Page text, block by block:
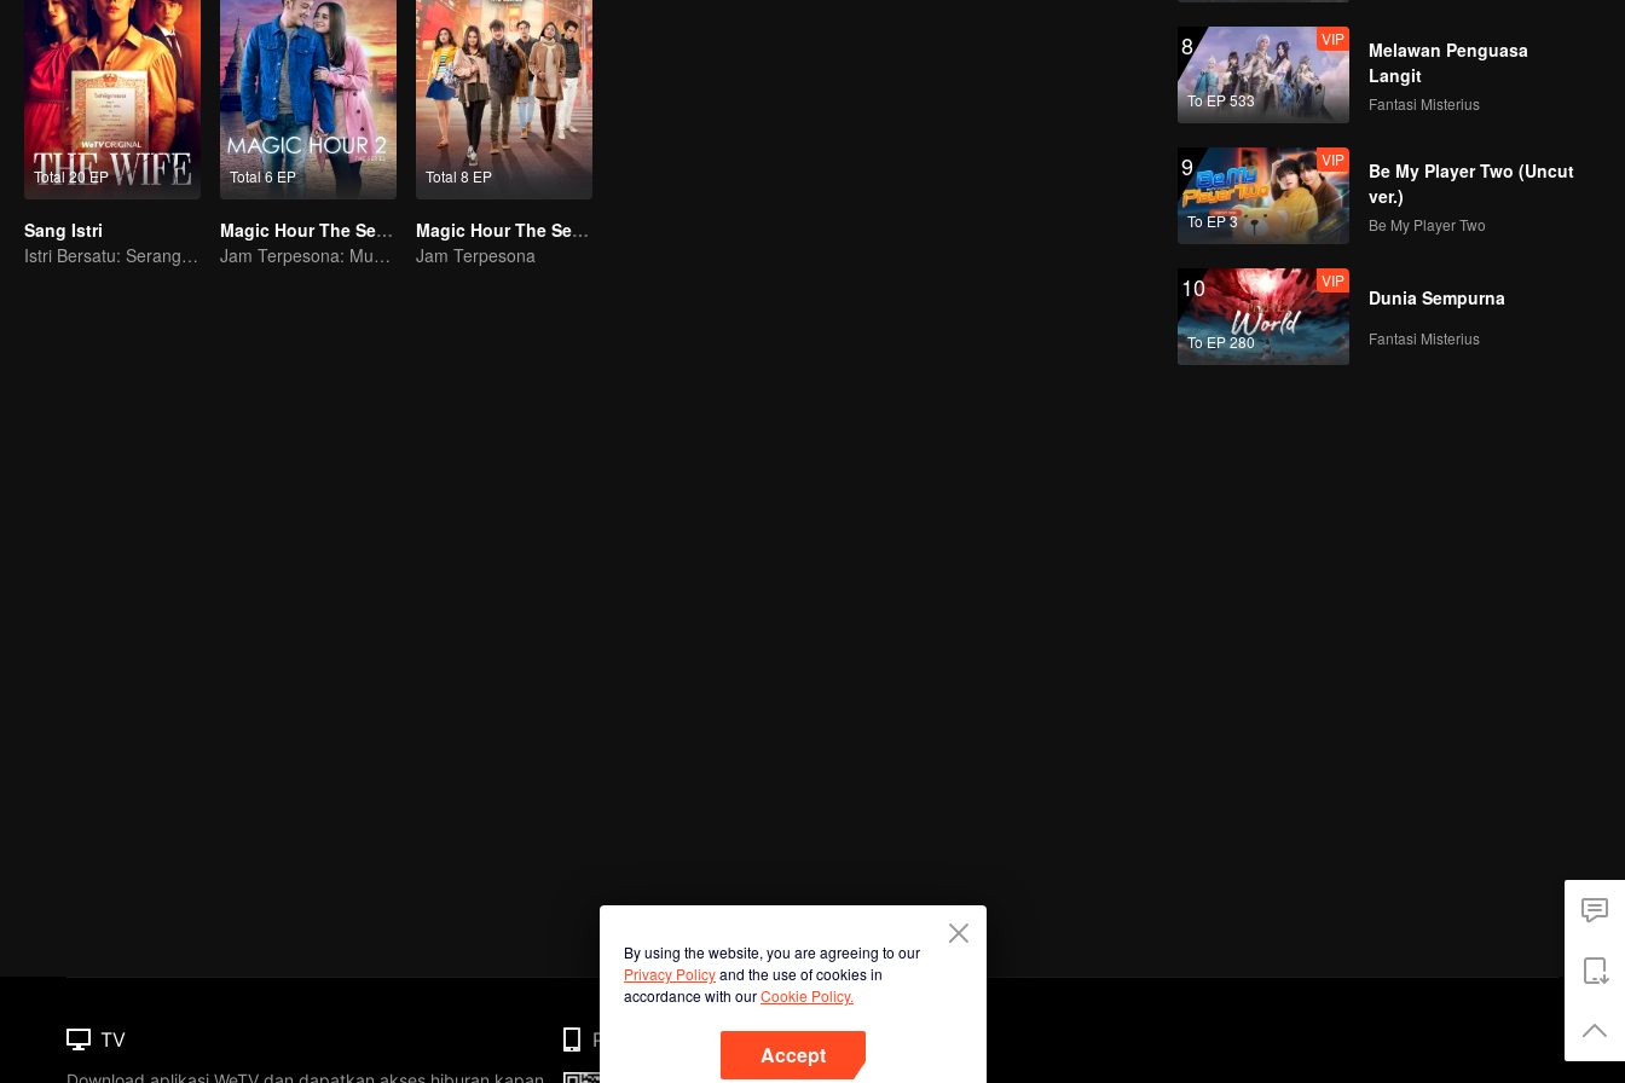
Total 20 EP
Sang Istri
Istri Bersatu: Serangan Balik
Total 6 EP
Magic Hour The Series S2
Jam Terpesona: Musim 2
Total 8 EP
Magic Hour The Series
Jam Terpesona
8
To EP 533
VIP
Melawan Penguasa
Langit
Fantasi Misterius
9
To EP 3
VIP
Be My Player Two (Uncut
ver.)
Be My Player Two
10
To EP 280
VIP
Dunia Sempurna
Fantasi Misterius
By using the website, you are agreeing to our
Privacy Policyand the use of cookies in
accordance with ourCookie Policy.
Accept
TV Phone